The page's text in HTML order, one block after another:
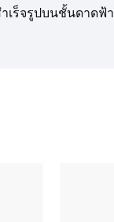
เร็จรูปบนชั้นดาดฟ้า